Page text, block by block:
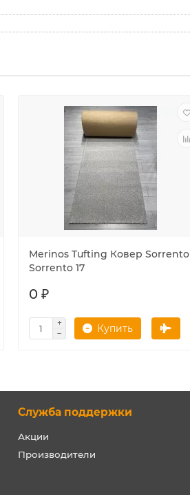
Merinos Tufting Ковер Sorrento
Sorrento 17
0 ₽
Купить
Служба поддержки
Акции
Производители